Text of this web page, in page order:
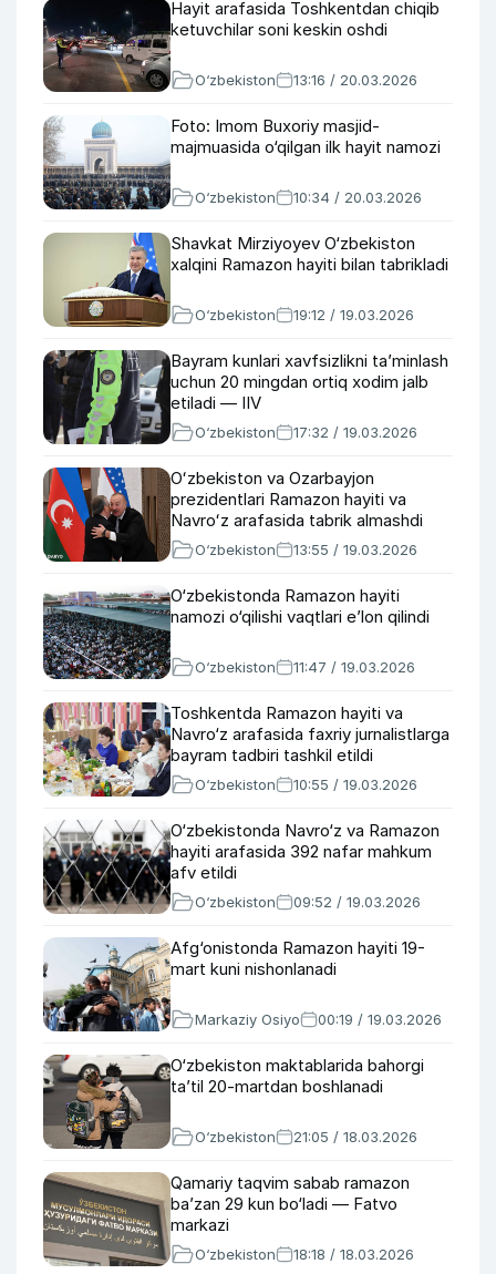
Hayit arafasida Toshkentdan chiqib
ketuvchilar soni keskin oshdi
O‘zbekiston 13:16 / 20.03.2026
Foto: Imom Buxoriy masjid-
majmuasida o‘qilgan ilk hayit namozi
O‘zbekiston 10:34 / 20.03.2026
Shavkat Mirziyoyev O‘zbekiston
xalqini Ramazon hayiti bilan tabrikladi
O‘zbekiston 19:12 / 19.03.2026
Bayram kunlari xavfsizlikni ta’minlash
uchun 20 mingdan ortiq xodim jalb
etiladi — IIV
O‘zbekiston 17:32 / 19.03.2026
Oʻzbekiston va Ozarbayjon
prezidentlari Ramazon hayiti va
Navroʻz arafasida tabrik almashdi
O‘zbekiston 13:55 / 19.03.2026
O‘zbekistonda Ramazon hayiti
namozi o‘qilishi vaqtlari e’lon qilindi
O‘zbekiston 11:47 / 19.03.2026
Toshkentda Ramazon hayiti va
Navro‘z arafasida faxriy jurnalistlarga
bayram tadbiri tashkil etildi
O‘zbekiston 10:55 / 19.03.2026
O‘zbekistonda Navro‘z va Ramazon
hayiti arafasida 392 nafar mahkum
afv etildi
O‘zbekiston 09:52 / 19.03.2026
Afg‘onistonda Ramazon hayiti 19-
mart kuni nishonlanadi
Markaziy Osiyo 00:19 / 19.03.2026
O‘zbekiston maktablarida bahorgi
ta’til 20-martdan boshlanadi
O‘zbekiston 21:05 / 18.03.2026
Qamariy taqvim sabab ramazon
ba’zan 29 kun bo‘ladi — Fatvo
markazi
O‘zbekiston 18:18 / 18.03.2026